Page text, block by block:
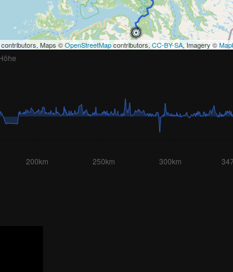
contributors, Maps ©OpenStreetMapcontributors,CC-BY-SA, Imagery ©